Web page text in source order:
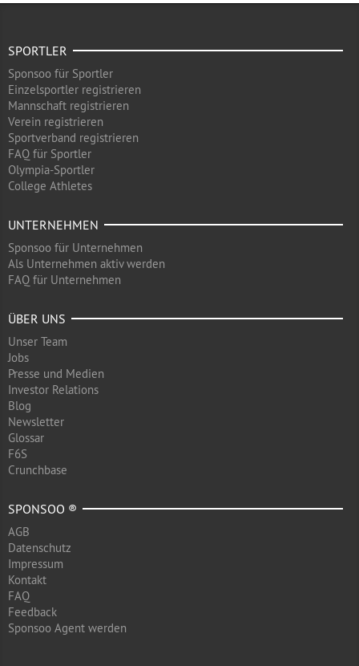
SPORTLER
Sponsoo für Sportler
Einzelsportler registrieren
Mannschaft registrieren
Verein registrieren
Sportverband registrieren
FAQ für Sportler
Olympia-Sportler
College Athletes
UNTERNEHMEN
Sponsoo für Unternehmen
Als Unternehmen aktiv werden
FAQ für Unternehmen
ÜBER UNS
Unser Team
Jobs
Presse und Medien
Investor Relations
Blog
Newsletter
Glossar
F6S
Crunchbase
SPONSOO ®
AGB
Datenschutz
Impressum
Kontakt
FAQ
Feedback
Sponsoo Agent werden